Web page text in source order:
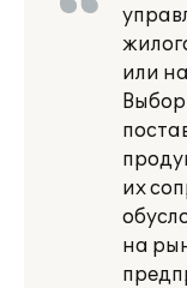
или
их
на